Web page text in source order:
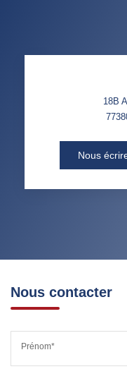
18B
Nous
Nous contacter
Prénom*